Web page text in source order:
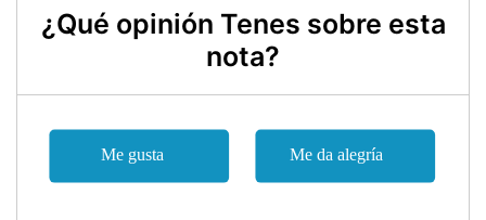
¿Qué opinión Tenes sobre esta
nota?